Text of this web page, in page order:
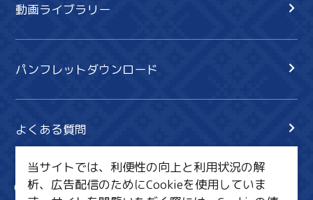
動画ライブラリー
パンフレットダウンロード
よくある質問
サイト内検索 共有
当サイトでは、利便性の向上と利用状況の解
析、広告配信のためにCookieを使用していま